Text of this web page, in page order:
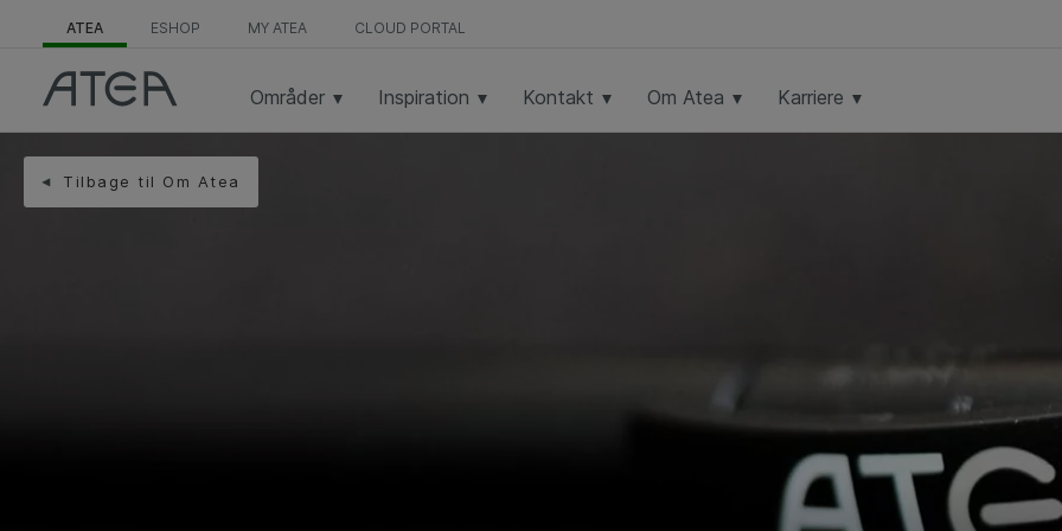
ATEA ESHOP MY ATEA CLOUD PORTAL
Områder Inspiration Kontakt Om Atea Karriere
Tilbage til Om Atea